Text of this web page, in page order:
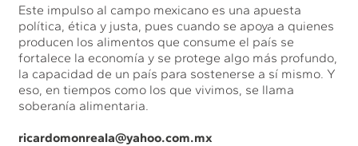
Este impulso al campo mexicano es una apuesta
política, ética y justa, pues cuando se apoya a quienes
producen los alimentos que consume el país se
fortalece la economía y se protege algo más profundo,
la capacidad de un país para sostenerse a sí mismo. Y
eso, en tiempos como los que vivimos, se llama
soberanía alimentaria.
ricardomonreala@yahoo.com.mx